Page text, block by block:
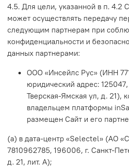
4.5. Для цели, указанной в п. 4.2
может осуществлять передачу
следующим партнерам при
конфиденциальности и
данных партнерами:
ООО «Инсейлс Рус» (ИНН
юридический адрес:
Тверская-Ямская ул, д. 21),
владельцем платформы
размещен Сайт и его
(а) в дата-центр «Selectel» (АО
7810962785, 196006, г. Санкт-
д. 21, лит. А);